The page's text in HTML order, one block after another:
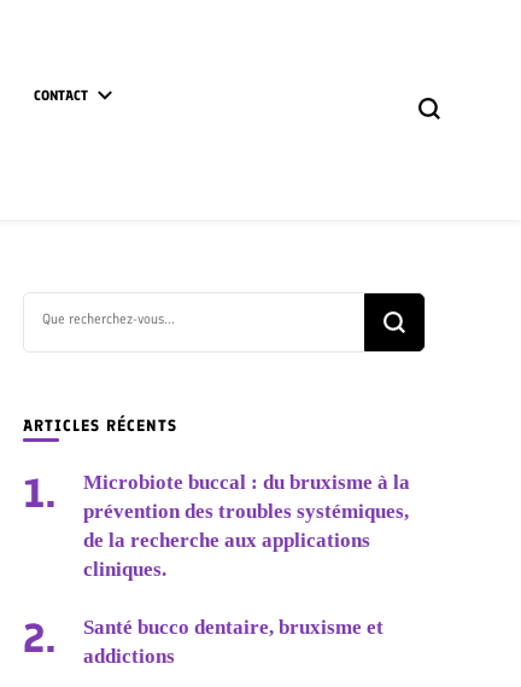
CONTACT
ARTICLES RÉCENTS
Microbiote buccal : du bruxisme à la
prévention des troubles systémiques,
de la recherche aux applications
cliniques.
Santé bucco dentaire, bruxisme et
addictions